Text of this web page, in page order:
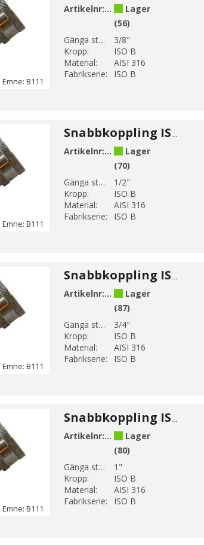
Emne: B111
Artikelnr:B111-3Lager
(56)
Gänga storlek 1:
3/8"
Kropp:
ISO B
Material:
AISI 316
Fabrikserie:
ISO B
Emne: B111
Snabbkoppling ISO B m. inv 1/2"
Artikelnr:B111-4Lager
(70)
Gänga storlek 1:
1/2"
Kropp:
ISO B
Material:
AISI 316
Fabrikserie:
ISO B
Emne: B111
Snabbkoppling ISO B m. inv 3/4"
Artikelnr:B111-5Lager
(87)
Gänga storlek 1:
3/4"
Kropp:
ISO B
Material:
AISI 316
Fabrikserie:
ISO B
Emne: B111
Snabbkoppling ISO B m. inv 1"
Artikelnr:B111-6Lager
(80)
Gänga storlek 1:
1"
Kropp:
ISO B
Material:
AISI 316
Fabrikserie:
ISO B